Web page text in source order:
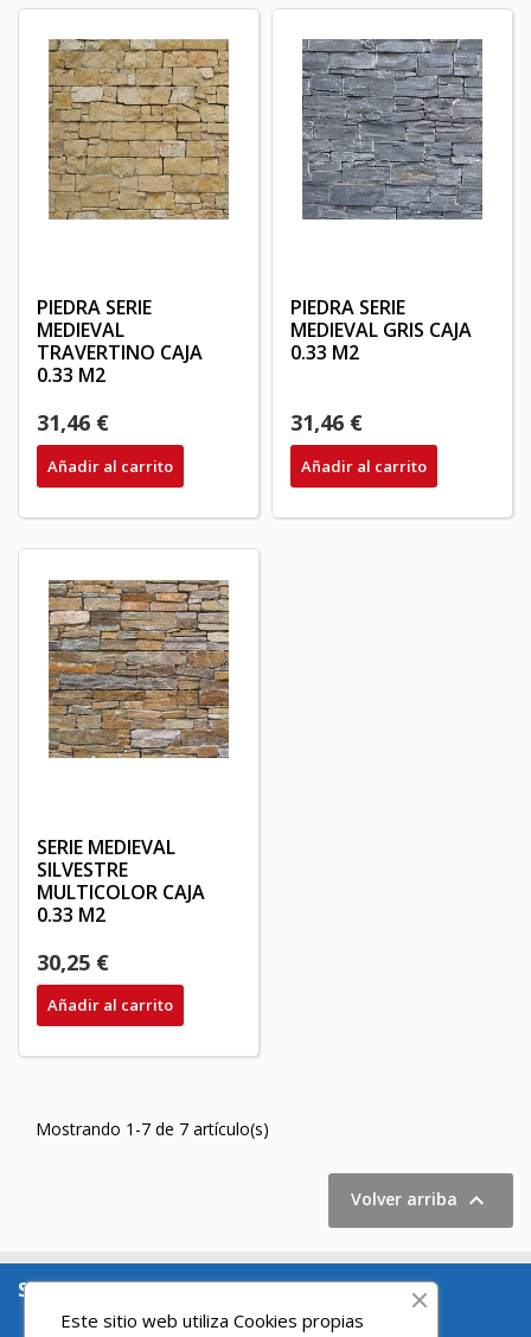
PIEDRA SERIE
MEDIEVAL
TRAVERTINO CAJA
0.33 M2
31,46 €
Añadir al carrito
PIEDRA SERIE
MEDIEVAL GRIS CAJA
0.33 M2
31,46 €
Añadir al carrito
SERIE MEDIEVAL
SILVESTRE
MULTICOLOR CAJA
0.33 M2
30,25 €
Añadir al carrito
Mostrando 1-7 de 7 artículo(s)
Volver arriba 
SOBRE NOSOTROS
Este sitio web utiliza Cookies propias